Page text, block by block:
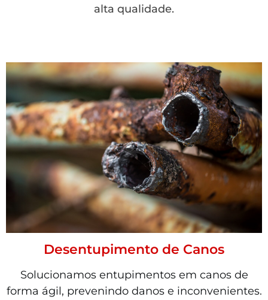
alta qualidade.
Desentupimento de Canos
Solucionamos entupimentos em canos de
forma ágil, prevenindo danos e inconvenientes.